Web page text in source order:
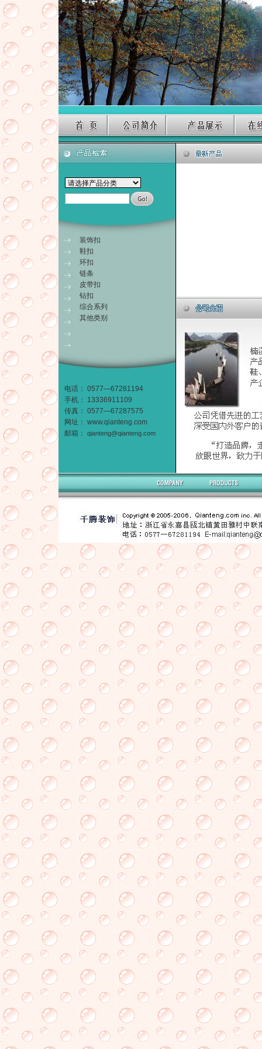
装饰扣
鞋扣
环扣
链条
皮带扣
钻扣
综合系列
其他类别
电话： 0577—67281194
手机： 13336911109
传真： 0577—67287575
网址： www.qianteng.com
邮箱：
qianteng@qianteng.com